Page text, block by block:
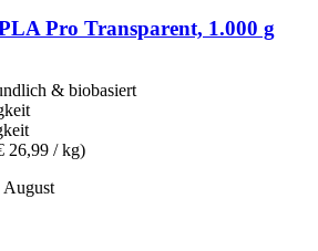
Pro Transparent, 1.000 g
& biobasiert
26,99 / kg)
August